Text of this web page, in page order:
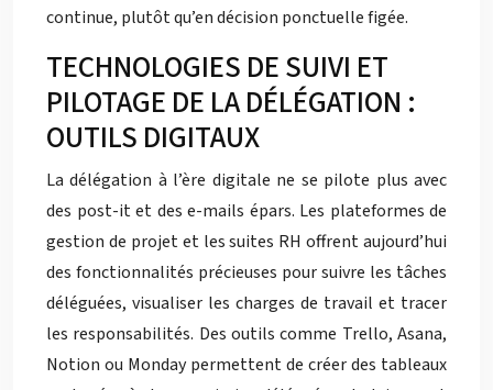
continue, plutôt qu’en décision ponctuelle figée.
TECHNOLOGIES DE SUIVI ET
PILOTAGE DE LA DÉLÉGATION :
OUTILS DIGITAUX
La délégation à l’ère digitale ne se pilote plus avec
des post-it et des e-mails épars. Les plateformes de
gestion de projet et les suites RH offrent aujourd’hui
des fonctionnalités précieuses pour suivre les tâches
déléguées, visualiser les charges de travail et tracer
les responsabilités. Des outils comme Trello, Asana,
Notion ou Monday permettent de créer des tableaux